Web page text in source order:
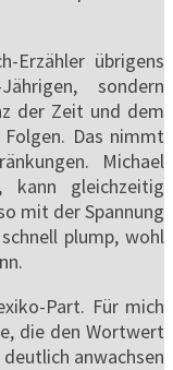
Erzähler übrigens
sondern
der Zeit und dem
Folgen. Das nimmt
Michael
gleichzeitig
mit der Spannung
plump, wohl
Part. Für mich
die den Wortwert
anwachsen